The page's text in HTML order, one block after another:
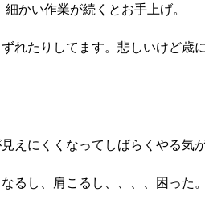
かい作業が続くとお手上げ。
れたりしてます。悲しいけど歳
えにくくなってしばらくやる気が
るし、肩こるし、、、、困った。